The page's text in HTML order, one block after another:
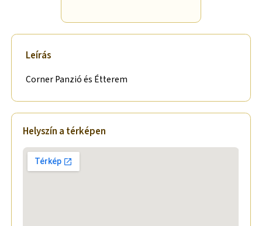
Leírás
Corner Panzió és Étterem
Helyszín a térképen